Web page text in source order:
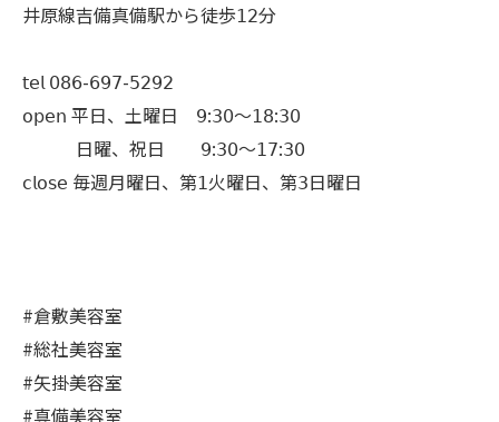
井原線吉備真備駅から徒歩𝟣𝟤分
𝗍𝖾𝗅 𝟢𝟪𝟨-𝟨𝟫𝟩-𝟧𝟤𝟫𝟤
𝗈𝗉𝖾𝗇 平日、土曜日 𝟫:𝟥𝟢〜𝟣𝟪:𝟥𝟢
日曜、祝日 𝟫:𝟥𝟢〜𝟣𝟩:𝟥𝟢
𝖼𝗅𝗈𝗌𝖾 毎週月曜日、第𝟣火曜日、第𝟥日曜日
#倉敷美容室
#総社美容室
#矢掛美容室
#真備美容室